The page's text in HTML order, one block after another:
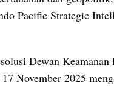
Pacific Strategic
Dewan Keamanan
November 2025